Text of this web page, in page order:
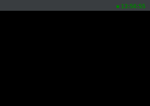
13:56:55